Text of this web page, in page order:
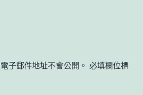
子郵件地址不會公開。 必填欄位標